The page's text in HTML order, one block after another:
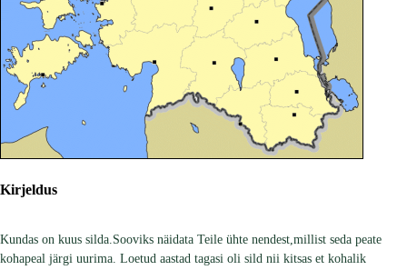
Kirjeldus
Kundas on kuus silda.Sooviks näidata Teile ühte nendest,millist seda peate
kohapeal järgi uurima. Loetud aastad tagasi oli sild nii kitsas et kohalik